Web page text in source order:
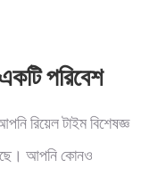
পরিবেশ
রিয়েল টাইম বিশেষজ্ঞ
আপনি কোনও